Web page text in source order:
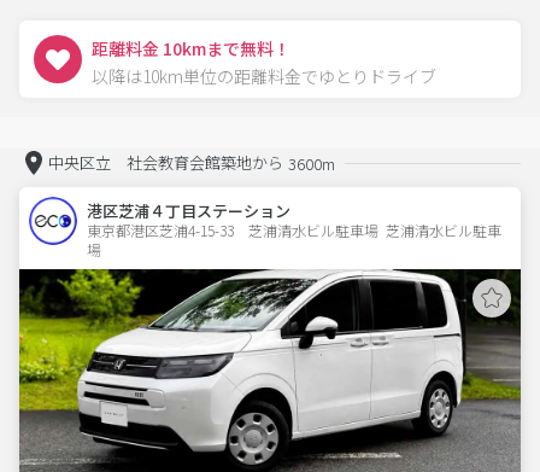
距離料金 10kmまで無料！
以降は10km単位の距離料金でゆとりドライブ
中央区立 社会教育会館築地から 3600m
港区芝浦４丁目ステーション
東京都港区芝浦4-15-33　芝浦清水ビル駐車場  芝浦清水ビル駐車
場